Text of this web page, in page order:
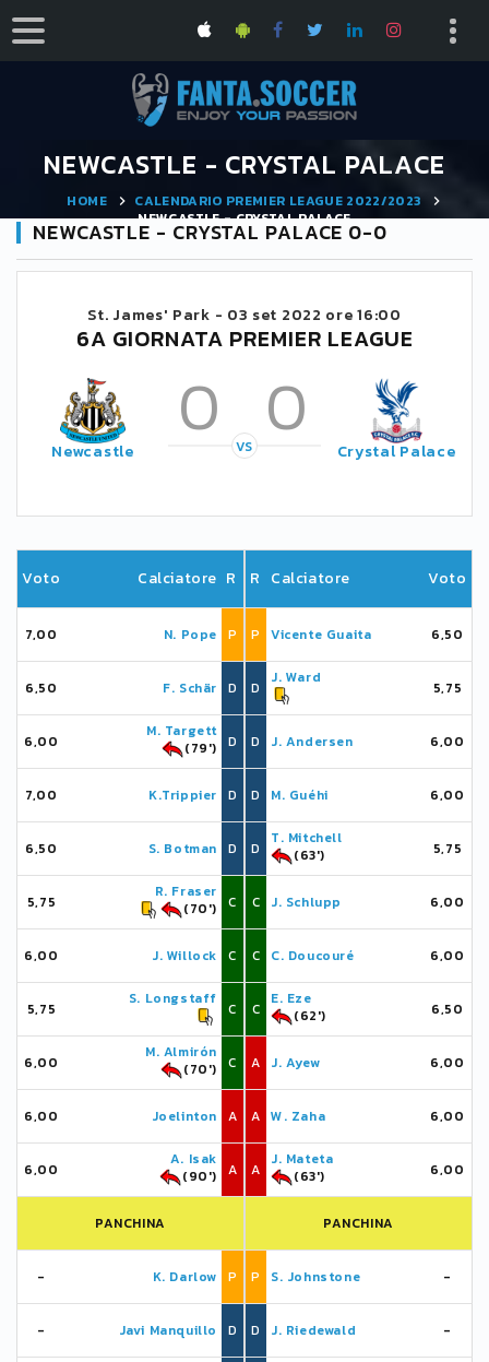
NEWCASTLE - CRYSTAL PALACE
HOME
CALENDARIO PREMIER LEAGUE 2022/2023
NEWCASTLE - CRYSTAL PALACE
NEWCASTLE - CRYSTAL PALACE 0-0
St. James' Park - 03 set 2022 ore 16:00
6A GIORNATA PREMIER LEAGUE
Newcastle 0 0
VS Crystal Palace
Voto Calciatore R
7,00 N. Pope P
6,50 F. Schär D
6,00
M. Targett
(79')
D
7,00 K.Trippier D
6,50 S. Botman D
5,75
R. Fraser
(70')
C
6,00 J. Willock C
5,75
S. Longstaff
C
6,00
M. Almirón
(70')
C
6,00 Joelinton A
6,00
A. Isak
(90')
A
PANCHINA
- K. Darlow P
- Javi Manquillo D
R Calciatore Voto
P Vicente Guaita 6,50
D
J. Ward
5,75
D J. Andersen 6,00
D M. Guéhi 6,00
D
T. Mitchell
(63')
5,75
C J. Schlupp 6,00
C C. Doucouré 6,00
C
E. Eze
(62')
6,50
A J. Ayew 6,00
A W. Zaha 6,00
A
J. Mateta
(63')
6,00
PANCHINA
P S. Johnstone -
D J. Riedewald -